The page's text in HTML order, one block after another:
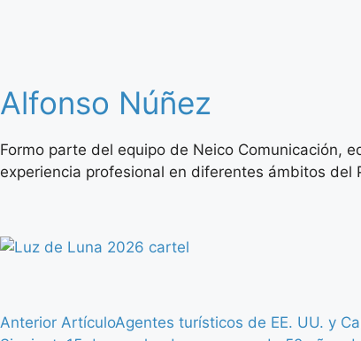
Alfonso Núñez
Formo parte del equipo de Neico Comunicación,
experiencia profesional en diferentes ámbitos
Anterior ArtículoAgentes turísticos de EE. UU. y